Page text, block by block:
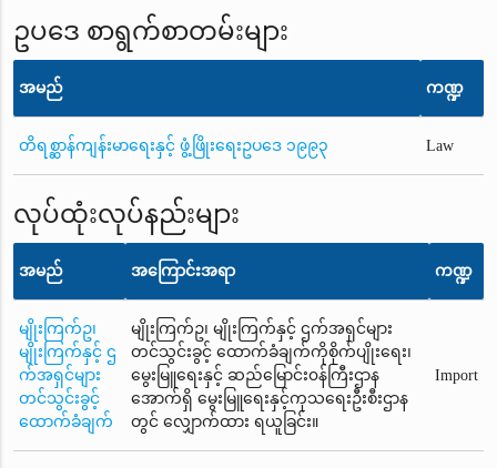
ဥပဒေ စာရွက်စာတမ်းများ
အမည် ကဏ္ဍ
တိရစ္ဆာန်ကျန်းမာရေးနှင့် ဖွံ့ဖြိုးရေးဥပဒေ ၁၉၉၃ Law
လုပ်ထုံးလုပ်နည်းများ
အမည် အကြောင်းအရာ ကဏ္ဍ
မျိုးကြက်ဥ၊
မျိုးကြက်နှင့် ဌ
က်အရှင်များ
တင်သွင်းခွင့်
ထောက်ခံချက်
မျိုးကြက်ဥ၊ မျိုးကြက်နှင့် ဌက်အရှင်များ
တင်သွင်းခွင့် ထောက်ခံချက်ကိုစိုက်ပျိုးရေး၊
မွေးမြူရေးနှင့် ဆည်မြောင်း၀န်ကြီးဌာန
အောက်ရှိ မွေးမြူရေးနှင့်ကုသရေးဦးစီးဌာန
တွင် လျှောက်ထား ရယူခြင်း။
Import